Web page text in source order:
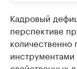
Кадровый
перспективе
количественно
инструментами